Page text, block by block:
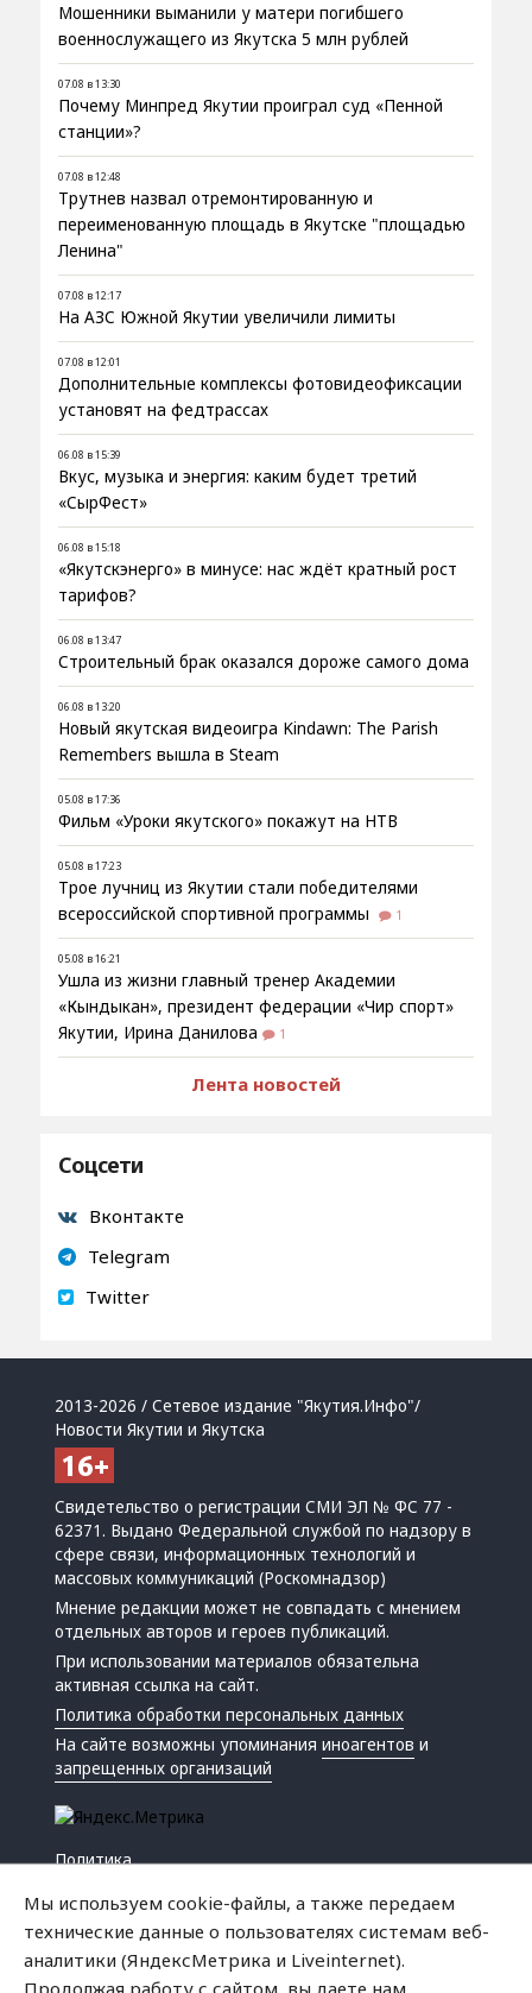
Мошенники выманили у матери погибшего
военнослужащего из Якутска 5 млн рублей
07.08 в 13:30
Почему Минпред Якутии проиграл суд «Пенной
станции»?
07.08 в 12:48
Трутнев назвал отремонтированную и
переименованную площадь в Якутске "площадью
Ленина"
07.08 в 12:17
На АЗС Южной Якутии увеличили лимиты
07.08 в 12:01
Дополнительные комплексы фотовидеофиксации
установят на федтрассах
06.08 в 15:39
Вкус, музыка и энергия: каким будет третий
«СырФест»
06.08 в 15:18
«Якутскэнерго» в минусе: нас ждёт кратный рост
тарифов?
06.08 в 13:47
Строительный брак оказался дороже самого дома
06.08 в 13:20
Новый якутская видеоигра Kindawn: The Parish
Remembers вышла в Steam
05.08 в 17:36
Фильм «Уроки якутского» покажут на НТВ
05.08 в 17:23
Трое лучниц из Якутии стали победителями
всероссийской спортивной программы
1
05.08 в 16:21
Ушла из жизни главный тренер Академии
«Кындыкан», президент федерации «Чир спорт»
Якутии, Ирина Данилова
1
Лента новостей
Соцсети
Вконтакте
Telegram
Twitter
2013-2026 / Сетевое издание "Якутия.Инфо"/
Новости Якутии и Якутска
Свидетельство о регистрации СМИ ЭЛ № ФС 77 -
62371. Выдано Федеральной службой по надзору в
сфере связи, информационных технологий и
массовых коммуникаций (Роскомнадзор)
Мнение редакции может не совпадать с мнением
отдельных авторов и героев публикаций.
При использовании материалов обязательна
активная ссылка на сайт.
Политика обработки персональных данных
На сайте возможны упоминанияиноагентов и
запрещенных организаций
Политика
Мы используем cookie-файлы, а также передаем
технические данные о пользователях системам веб-
аналитики (ЯндексМетрика и Liveinternet).
Продолжая работу с сайтом, вы даете нам